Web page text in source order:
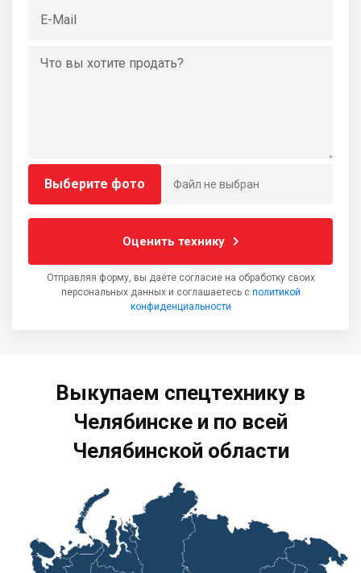
Выберите фото Файл не выбран
Оценить технику
Отправляя форму, вы даёте согласие на обработку своих
персональных данных и соглашаетесь с политикой
конфиденциальности
Выкупаем спецтехнику в
Челябинске и по всей
Челябинской области